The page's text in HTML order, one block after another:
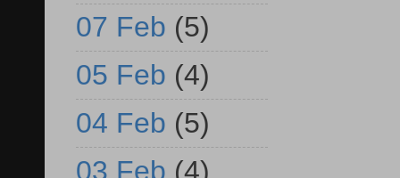
07 Feb (5)
05 Feb (4)
04 Feb (5)
03 Feb (4)